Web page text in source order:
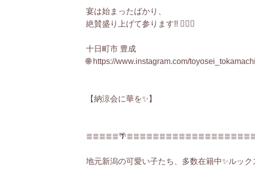
宴は始まったばかり、
絶賛盛り上げて参ります!! ❤️‍🔥✨
十日町市 豊成
🌐 https://www.instagram.com/
【納涼会に華を✨】
地元新潟の可愛い子たち、多数在籍中✨ルック